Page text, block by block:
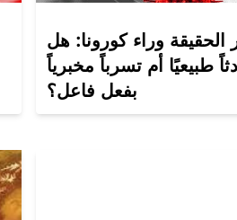
الحقيقة وراء كورونا: هل
19 حادثاً طبيعيًا أم تسرباً مخبرياً
بفعل فاعل؟